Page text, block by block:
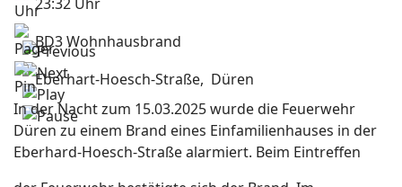
BD3 Wohnhausbrand
Eberhart-Hoesch-Straße, Düren
In der Nacht zum 15.03.2025 wurde die Feuerwehr
Düren zu einem Brand eines Einfamilienhauses in der
Eberhard-Hoesch-Straße alarmiert. Beim Eintreffen